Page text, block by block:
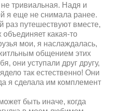
тривиальная. Надя и
я еще не снимала ранее.
раз путешествуют вместе,
какая-то
мои, я наслаждалась,
общением этих
они уступали друг другу,
так естественно! Они
я сделала им комплемент
быть иначе, когда